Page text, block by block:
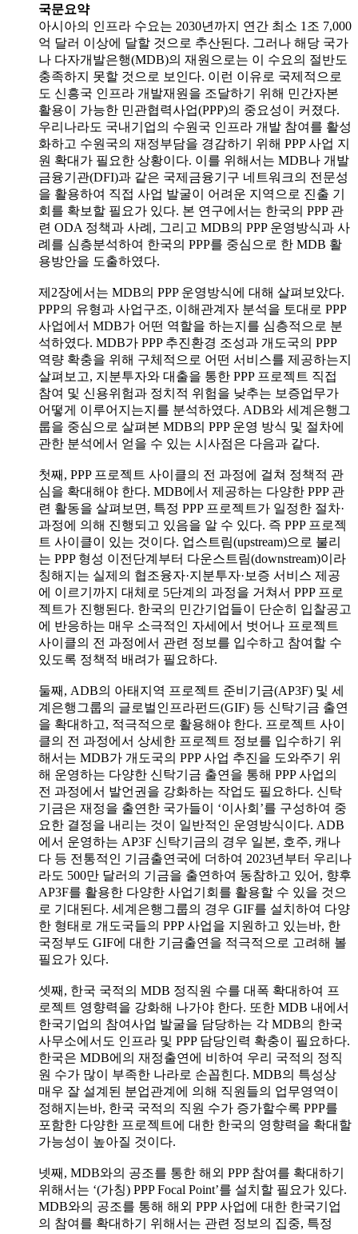
국문요약
아시아의 인프라 수요는 2030년까지 연간 최소 1조 7,000
억 달러 이상에 달할 것으로 추산된다. 그러나 해당 국가
나 다자개발은행(MDB)의 재원으로는 이 수요의 절반도
충족하지 못할 것으로 보인다. 이런 이유로 국제적으로
도 신흥국 인프라 개발재원을 조달하기 위해 민간자본
활용이 가능한 민관협력사업(PPP)의 중요성이 커졌다.
우리나라도 국내기업의 수원국 인프라 개발 참여를 활성
화하고 수원국의 재정부담을 경감하기 위해 PPP 사업 지
원 확대가 필요한 상황이다. 이를 위해서는 MDB나 개발
금융기관(DFI)과 같은 국제금융기구 네트워크의 전문성
을 활용하여 직접 사업 발굴이 어려운 지역으로 진출 기
회를 확보할 필요가 있다. 본 연구에서는 한국의 PPP 관
련 ODA 정책과 사례, 그리고 MDB의 PPP 운영방식과 사
례를 심층분석하여 한국의 PPP를 중심으로 한 MDB 활
용방안을 도출하였다.
제2장에서는 MDB의 PPP 운영방식에 대해 살펴보았다.
PPP의 유형과 사업구조, 이해관계자 분석을 토대로 PPP
사업에서 MDB가 어떤 역할을 하는지를 심층적으로 분
석하였다. MDB가 PPP 추진환경 조성과 개도국의 PPP
역량 확충을 위해 구체적으로 어떤 서비스를 제공하는지
살펴보고, 지분투자와 대출을 통한 PPP 프로젝트 직접
참여 및 신용위험과 정치적 위험을 낮추는 보증업무가
어떻게 이루어지는지를 분석하였다. ADB와 세계은행그
룹을 중심으로 살펴본 MDB의 PPP 운영 방식 및 절차에
관한 분석에서 얻을 수 있는 시사점은 다음과 같다.
첫째, PPP 프로젝트 사이클의 전 과정에 걸쳐 정책적 관
심을 확대해야 한다. MDB에서 제공하는 다양한 PPP 관
련 활동을 살펴보면, 특정 PPP 프로젝트가 일정한 절차·
과정에 의해 진행되고 있음을 알 수 있다. 즉 PPP 프로젝
트 사이클이 있는 것이다. 업스트림(upstream)으로 불리
는 PPP 형성 이전단계부터 다운스트림(downstream)이라
칭해지는 실제의 협조융자·지분투자·보증 서비스 제공
에 이르기까지 대체로 5단계의 과정을 거쳐서 PPP 프로
젝트가 진행된다. 한국의 민간기업들이 단순히 입찰공고
에 반응하는 매우 소극적인 자세에서 벗어나 프로젝트
사이클의 전 과정에서 관련 정보를 입수하고 참여할 수
있도록 정책적 배려가 필요하다.
둘째, ADB의 아태지역 프로젝트 준비기금(AP3F) 및 세
계은행그룹의 글로벌인프라펀드(GIF) 등 신탁기금 출연
을 확대하고, 적극적으로 활용해야 한다. 프로젝트 사이
클의 전 과정에서 상세한 프로젝트 정보를 입수하기 위
해서는 MDB가 개도국의 PPP 사업 추진을 도와주기 위
해 운영하는 다양한 신탁기금 출연을 통해 PPP 사업의
전 과정에서 발언권을 강화하는 작업도 필요하다. 신탁
기금은 재정을 출연한 국가들이 ‘이사회’를 구성하여 중
요한 결정을 내리는 것이 일반적인 운영방식이다. ADB
에서 운영하는 AP3F 신탁기금의 경우 일본, 호주, 캐나
다 등 전통적인 기금출연국에 더하여 2023년부터 우리나
라도 500만 달러의 기금을 출연하여 동참하고 있어, 향후
AP3F를 활용한 다양한 사업기회를 활용할 수 있을 것으
로 기대된다. 세계은행그룹의 경우 GIF를 설치하여 다양
한 형태로 개도국들의 PPP 사업을 지원하고 있는바, 한
국정부도 GIF에 대한 기금출연을 적극적으로 고려해 볼
필요가 있다.
셋째, 한국 국적의 MDB 정직원 수를 대폭 확대하여 프
로젝트 영향력을 강화해 나가야 한다. 또한 MDB 내에서
한국기업의 참여사업 발굴을 담당하는 각 MDB의 한국
사무소에서도 인프라 및 PPP 담당인력 확충이 필요하다.
한국은 MDB에의 재정출연에 비하여 우리 국적의 정직
원 수가 많이 부족한 나라로 손꼽힌다. MDB의 특성상
매우 잘 설계된 분업관계에 의해 직원들의 업무영역이
정해지는바, 한국 국적의 직원 수가 증가할수록 PPP를
포함한 다양한 프로젝트에 대한 한국의 영향력을 확대할
가능성이 높아질 것이다.
넷째, MDB와의 공조를 통한 해외 PPP 참여를 확대하기
위해서는 ‘(가칭) PPP Focal Point’를 설치할 필요가 있다.
MDB와의 공조를 통해 해외 PPP 사업에 대한 한국기업
의 참여를 확대하기 위해서는 관련 정보의 집중, 특정